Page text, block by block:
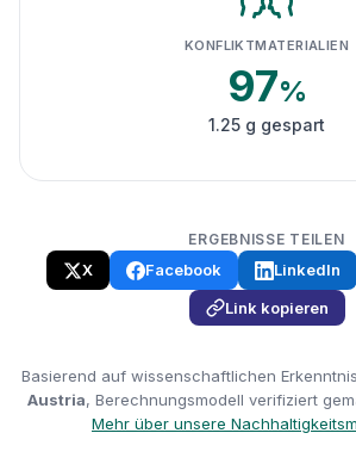
KONFLIKTMATERIALIEN
97%
1.25 g gespart
ERGEBNISSE TEILEN
X Facebook LinkedIn
Link kopieren
Basierend auf wissenschaftlichen
Austria, Berechnungsmodell verifiziert
Mehr über unsere